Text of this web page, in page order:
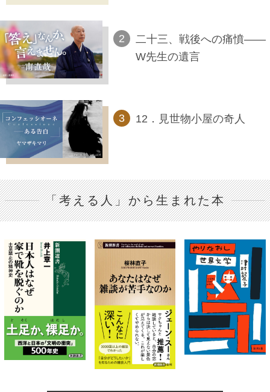
二十三、戦後への痛憤――
W先生の遺言
12．見世物小屋の奇人
「考える人」から生まれた本